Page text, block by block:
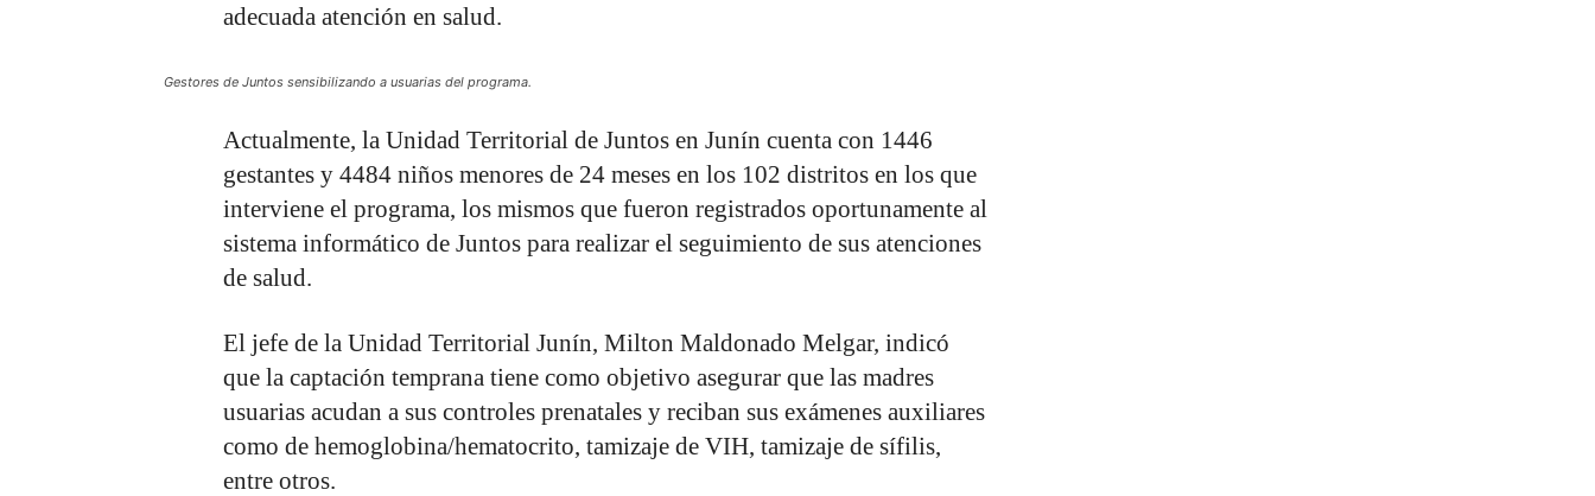
adecuada atención en salud.
Gestores de Juntos sensibilizando a usuarias del programa.
Actualmente, la Unidad Territorial de Juntos en Junín cuenta con 1446
gestantes y 4484 niños menores de 24 meses en los 102 distritos en los que
interviene el programa, los mismos que fueron registrados oportunamente al
sistema informático de Juntos para realizar el seguimiento de sus atenciones
de salud.
El jefe de la Unidad Territorial Junín, Milton Maldonado Melgar, indicó
que la captación temprana tiene como objetivo asegurar que las madres
usuarias acudan a sus controles prenatales y reciban sus exámenes auxiliares
como de hemoglobina/hematocrito, tamizaje de VIH, tamizaje de sífilis,
entre otros.